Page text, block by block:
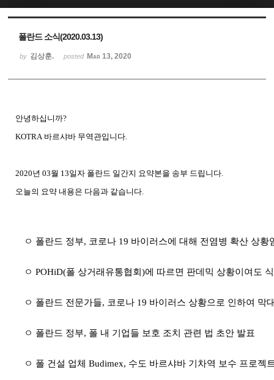
폴란드 소식(2020.03.13)
by 김상훈. posted Mar 13, 2020
안녕하십니까?
KOTRA 바르샤바 무역관입니다.
2020년 03월 13일자 폴란드 일간지 요약본을 송부 드립니다.
오늘의 요약 내용은 다음과 같습니다.
ㅇ 폴란드 정부, 코로나19 바이러스에 대해 전염병 확산 상황
ㅇ POHiD(폴 상거래유통협회 )에 따르면 판데믹 상황이여도
ㅇ 폴란드 전문가들, 코로나19 바이러스 상황으로 인하여 막
ㅇ 폴란드 정부, 폴 내 기업들 보호 조치 관련 법 초안 발표
ㅇ 폴 건설 업체 Budimex, 수도 바르샤바 기차역 보수 프로젝
Sketchbook5, 스케치북5